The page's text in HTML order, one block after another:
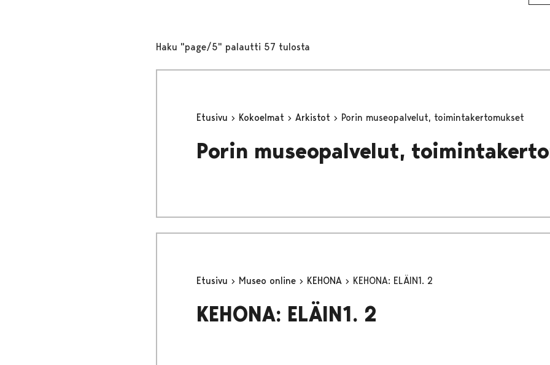
Haku "page/5" palautti 57 tulosta
Etusivu Kokoelmat Arkistot Porin museopalvelut, toimintakertomukset
Porin museopalvelut,
Etusivu Museo online KEHONA KEHONA: ELÄIN1. 2
KEHONA: ELÄIN1. 2